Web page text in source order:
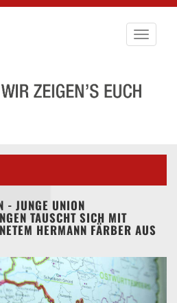
Toggle
- JUNGE UNION
TAUSCHT SICH MIT
HERMANN FÄRBER AUS